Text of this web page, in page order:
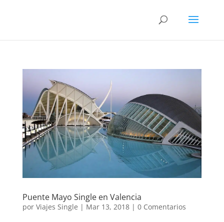
Puente Mayo Single en Valencia
por Viajes Single | Mar 13, 2018| 0 Comentarios